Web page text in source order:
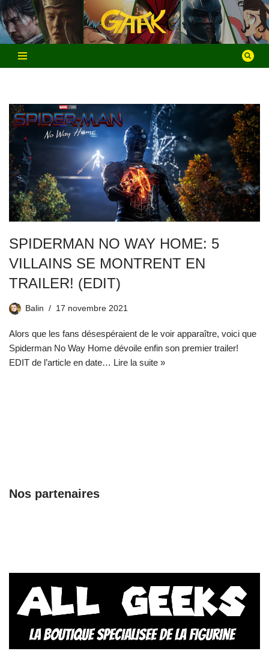
Aller
au
contenu
SPIDERMAN NO WAY HOME: 5
VILLAINS SE MONTRENT EN
TRAILER! (EDIT)
Balin 17 novembre 2021
Alors que les fans désespéraient de le voir apparaître, voici que
Spiderman No Way Home dévoile enfin son premier trailer!
EDIT de l’article en date… Lire la suite »
Nos partenaires